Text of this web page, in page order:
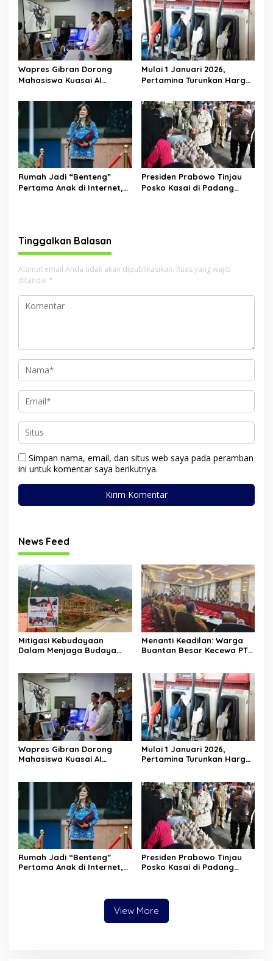
Wapres Gibran Dorong
Mahasiswa Kuasai AI
Mampu Bersaing di Era
Transformasi Digital
Mulai 1 Januari 2026,
Pertamina Turunkan Harga
Paling Dalam, Pertalite &
Solar Tetap
Rumah Jadi “Benteng”
Pertama Anak di Internet,
Presiden Prabowo Tinjau
Posko Kasai di Padang
Tinggalkan Balasan
Alamat email Anda tidak akan dipublikasikan. Ruas yang wajib
ditandai *
Simpan nama, email, dan situs web saya pada peramban
ini untuk komentar saya berikutnya.
News Feed
Mitigasi Kebudayaan
Dalam Menjaga Budaya
Menanti Keadilan: Warga
Buantan Besar Kecewa PT
Wapres Gibran Dorong
Mahasiswa Kuasai AI
Transformasi Digital
Mulai 1 Januari 2026,
Pertamina Turunkan Harga
Solar Tetap
Rumah Jadi “Benteng”
Pertama Anak di Internet,
Presiden Prabowo Tinjau
Posko Kasai di Padang
Berjalan Optimal
View More